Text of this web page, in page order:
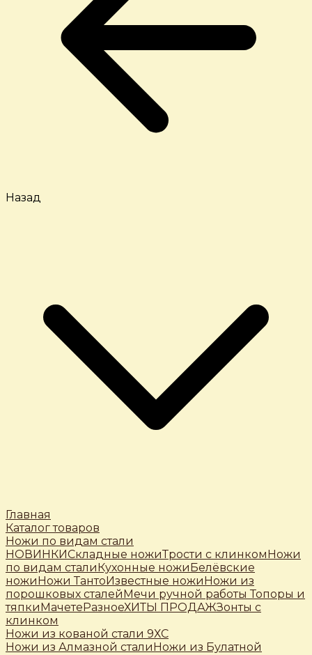
Назад
Главная
Каталог товаров
Ножи по видам стали
НОВИНКИСкладные ножиТрости c клинкомНожи
по видам сталиКухонные ножиБелёвские
ножиНожи ТантоИзвестные ножиНожи из
порошковых сталейМечи ручной работыТопоры и
тяпкиМачетеРазноеХИТЫ ПРОДАЖЗонты с
клинком
Ножи из кованой стали 9ХС
Ножи из Алмазной сталиНожи из Булатной